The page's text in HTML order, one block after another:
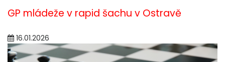
GP mládeže v rapid šachu v Ostravě
16.01.2026